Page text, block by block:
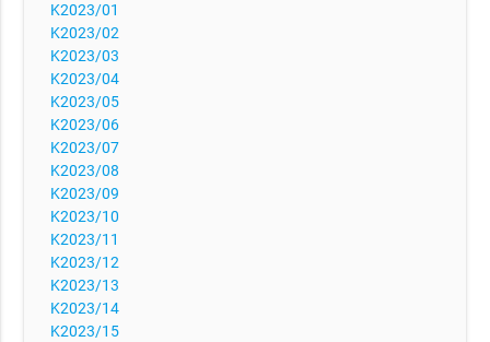
K2023/01
K2023/02
K2023/03
K2023/04
K2023/05
K2023/06
K2023/07
K2023/08
K2023/09
K2023/10
K2023/11
K2023/12
K2023/13
K2023/14
K2023/15